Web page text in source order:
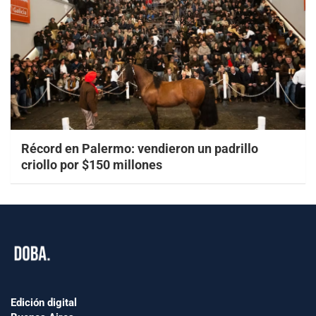
Récord en Palermo: vendieron un padrillo
criollo por $150 millones
Edición digital